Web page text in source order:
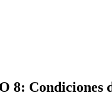
8: Condiciones